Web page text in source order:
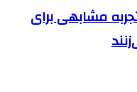
مشابهی برای